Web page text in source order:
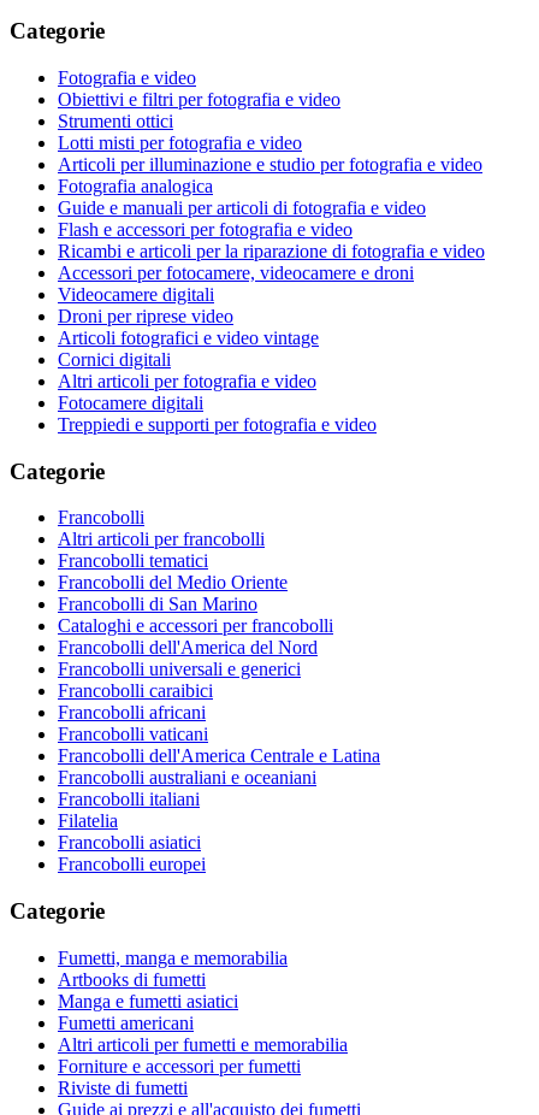
Categorie
Fotografia e video
Obiettivi e filtri per fotografia e video
Strumenti ottici
Lotti misti per fotografia e video
Articoli per illuminazione e studio per fotografia e video
Fotografia analogica
Guide e manuali per articoli di fotografia e video
Flash e accessori per fotografia e video
Ricambi e articoli per la riparazione di fotografia e video
Accessori per fotocamere, videocamere e droni
Videocamere digitali
Droni per riprese video
Articoli fotografici e video vintage
Cornici digitali
Altri articoli per fotografia e video
Fotocamere digitali
Treppiedi e supporti per fotografia e video
Categorie
Francobolli
Altri articoli per francobolli
Francobolli tematici
Francobolli del Medio Oriente
Francobolli di San Marino
Cataloghi e accessori per francobolli
Francobolli dell'America del Nord
Francobolli universali e generici
Francobolli caraibici
Francobolli africani
Francobolli vaticani
Francobolli dell'America Centrale e Latina
Francobolli australiani e oceaniani
Francobolli italiani
Filatelia
Francobolli asiatici
Francobolli europei
Categorie
Fumetti, manga e memorabilia
Artbooks di fumetti
Manga e fumetti asiatici
Fumetti americani
Altri articoli per fumetti e memorabilia
Forniture e accessori per fumetti
Riviste di fumetti
Guide ai prezzi e all'acquisto dei fumetti